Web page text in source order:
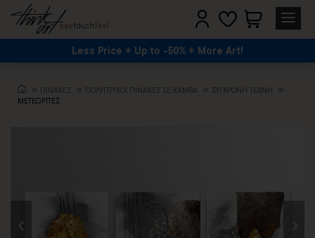
Less Price Up to -50% More Art!
ΠΙΝΑΚΕΣ ΠΟΛΥΠΤΥΧΟΙ ΠΙΝΑΚΕΣ ΣΕ ΚΑΜΒΑ
ΣΎΓΧΡΟΝΗ ΤΈΧΝΗ
ΜΕΤΕΩΡΙΤΕΣ